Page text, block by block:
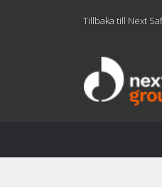
Tillbaka till Next